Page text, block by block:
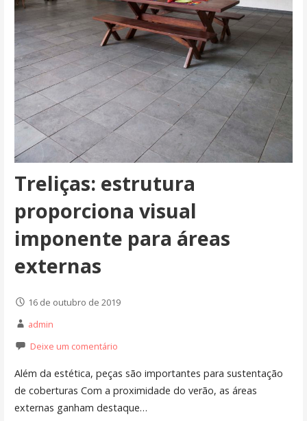
Treliças: estrutura
proporciona visual
imponente para áreas
externas
16 de outubro de 2019
admin
Deixe um comentário
Além da estética, peças são importantes para sustentação
de coberturas Com a proximidade do verão, as áreas
externas ganham destaque…